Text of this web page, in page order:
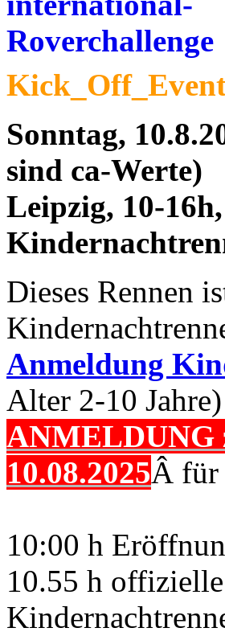
Sonntag,
sind ca-Werte)
Leipzig, 10-
Dieses Rennen
Anmeldung
Alter 2-10 Jahre)
ANMELDUNG
10.08.2025Â für
10:00 h
10.55 h